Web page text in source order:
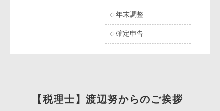
年末調整
確定申告
【税理士】渡辺努からのご挨拶